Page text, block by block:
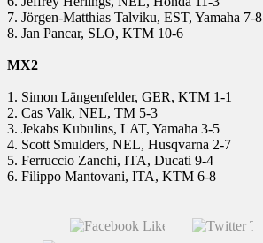
7. Jörgen-Matthias Talviku, EST, Yamaha 7-8
8. Jan Pancar, SLO, KTM 10-6
MX2
1. Simon Längenfelder, GER, KTM 1-1
2. Cas Valk, NEL, TM 5-3
3. Jekabs Kubulins, LAT, Yamaha 3-5
4. Scott Smulders, NEL, Husqvarna 2-7
5. Ferruccio Zanchi, ITA, Ducati 9-4
6. Filippo Mantovani, ITA, KTM 6-8